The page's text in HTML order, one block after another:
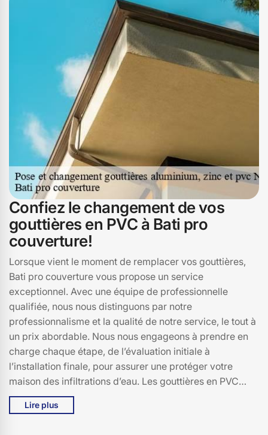
PVC. Avec Bati pro couverture, vous bénéficiez non
seulement de notre savoir-faire, mais aussi de notre
souci du détail et de notre dévouement. Faites confiance
à Bati pro couverture pour une installation de gouttières
qui allie esthétisme et efficacité, et profitez d'une
tranquillité d'esprit à Neuveglise et dans le 15260.
Confiez le changement de vos
gouttières en PVC à Bati pro
couverture!
Lorsque vient le moment de remplacer vos gouttières,
Bati pro couverture vous propose un service
exceptionnel. Avec une équipe de professionnelle
qualifiée, nous nous distinguons par notre
professionnalisme et la qualité de notre service, le tout à
un prix abordable. Nous nous engageons à prendre en
charge chaque étape, de l’évaluation initiale à
l’installation finale, pour assurer une protéger votre
maison des infiltrations d’eau. Les gouttières en PVC
sont non seulement légères et durables, mais elles
demandent également peu d’entretien, ce qui en fait un
Lire plus